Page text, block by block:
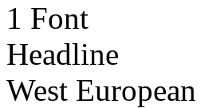
1 Font
Headline
West European